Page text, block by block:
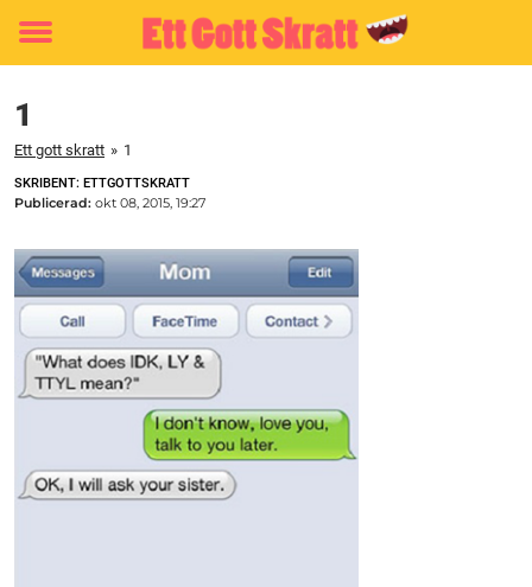
Toggle
1
Ett gott skratt » 1
SKRIBENT: ETTGOTTSKRATT
Publicerad: okt 08, 2015, 19:27